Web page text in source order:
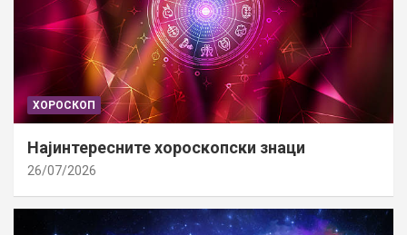
ХОРОСКОП
Најинтересните хороскопски знаци
26/07/2026